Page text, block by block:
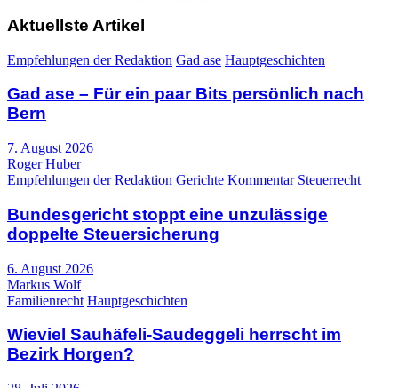
Aktuellste Artikel
Empfehlungen der Redaktion Gad ase Hauptgeschichten
Gad ase – Für ein paar Bits persönlich nach
Bern
7. August 2026
Roger Huber
Empfehlungen der Redaktion Gerichte Kommentar Steuerrecht
Bundesgericht stoppt eine unzulässige
doppelte Steuersicherung
6. August 2026
Markus Wolf
Familienrecht Hauptgeschichten
Wieviel Sauhäfeli-Saudeggeli herrscht im
Bezirk Horgen?